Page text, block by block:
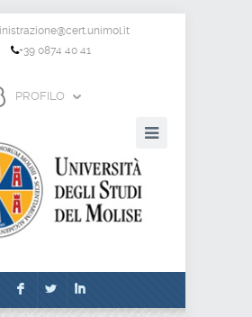
+39 0874 40 41
PROFILO
F L I